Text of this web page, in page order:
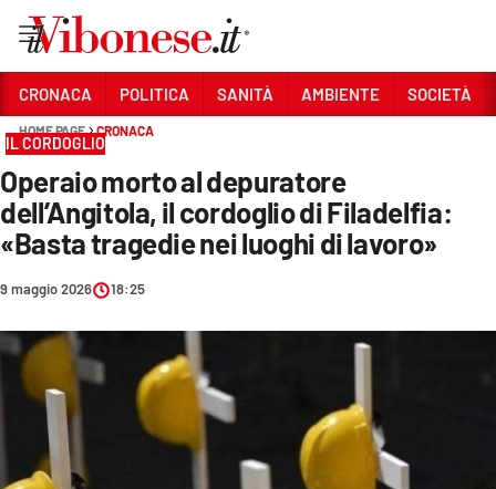
Sezioni
CRONACA
POLITICA
SOCIETÀ
CULTURA
ECONOMIA E LAVORO
CRONACA POLITICA SANITÀ AMBIENTE SOCIETÀ
HOME PAGE CRONACA
IL CORDOGLIO
Operaio morto al depuratore
dell’Angitola, il cordoglio di Filadelfia:
«Basta tragedie nei luoghi di lavoro»
9 maggio 2026 18:25